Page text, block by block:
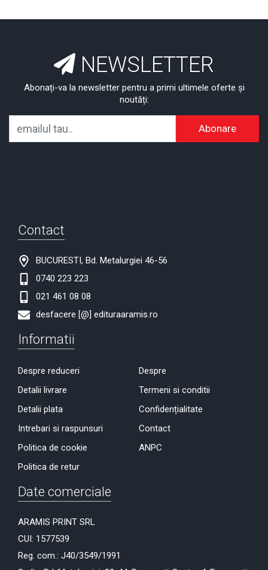
NEWSLETTER
Abonați-va la newsletter pentru a primi ultimele oferte și
noutăți:
Abonare
Contact
BUCURESTI, Bd. Metalurgiei 46-56
0740 223 223
021 461 08 08
desfacere [@] edituraaramis.ro
Informatii
Despre reduceri
Detalii livrare
Detalii plata
Intrebari si raspunsuri
Politica de cookie
Politica de retur
Despre
Termeni si conditii
Confidențialitate
Contact
ANPC
Date comerciale
ARAMIS PRINT SRL
CUI: 1577539
Reg. com.: J40/3549/1991